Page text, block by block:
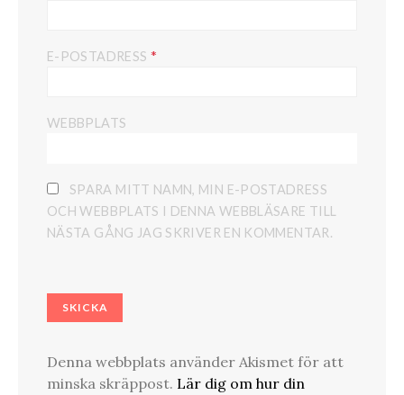
E-POSTADRESS *
WEBBPLATS
SPARA MITT NAMN, MIN E-POSTADRESS
OCH WEBBPLATS I DENNA WEBBLÄSARE TILL
NÄSTA GÅNG JAG SKRIVER EN KOMMENTAR.
Denna webbplats använder Akismet för att
minska skräppost. Lär dig om hur din